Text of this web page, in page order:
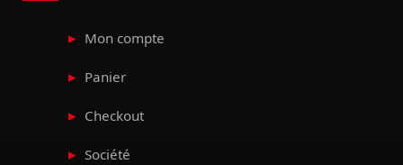
Mon compte
Panier
Checkout
Société